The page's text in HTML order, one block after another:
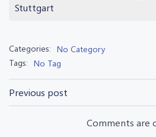
Stuttgart
Categories: No Category
Tags: No Tag
Post
navigation
Previous post
Comments are